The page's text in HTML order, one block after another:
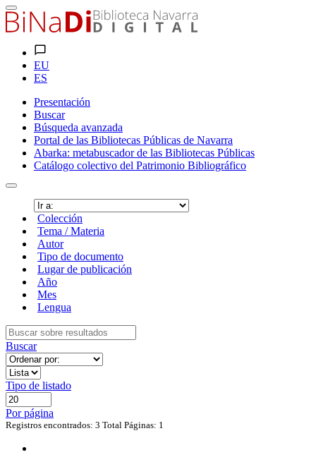
EU
ES
Presentación
Buscar
Búsqueda avanzada
Portal de las Bibliotecas Públicas de Navarra
Abarka: metabuscador de las Bibliotecas Públicas
Catálogo colectivo del Patrimonio Bibliográfico
Colección
Tema / Materia
Autor
Tipo de documento
Lugar de publicación
Año
Mes
Lengua
Buscar
Tipo de listado
Por página
Registros encontrados: 3 Total Páginas: 1